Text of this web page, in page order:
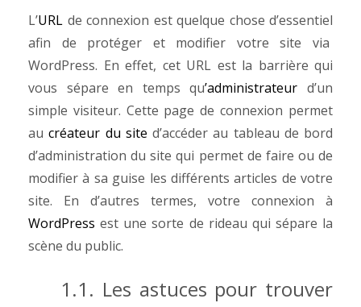
L’URL de connexion est quelque chose d’essentiel
afin de protéger et modifier votre site via
WordPress. En effet, cet URL est la barrière qui
vous sépare en temps qu’administrateur d’un
simple visiteur. Cette page de connexion permet
aucréateur du site d’accéder au tableau de bord
d’administration du site qui permet de faire ou de
modifier à sa guise les différents articles de votre
site. En d’autres termes, votre connexion à
WordPress est une sorte de rideau qui sépare la
scène du public.
1.1. Les astuces pour trouver